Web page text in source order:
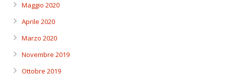
Maggio 2020
Aprile 2020
Marzo 2020
Novembre 2019
Ottobre 2019